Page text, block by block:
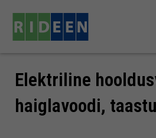
content
Elektriline
haiglavoodi,